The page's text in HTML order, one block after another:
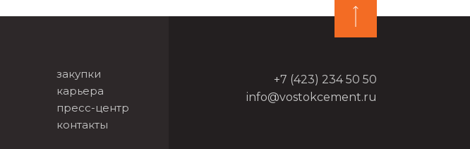
закупки
карьера
пресс-центр
контакты
+7 (423) 234 50 50
info@vostokcement.ru